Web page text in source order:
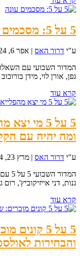
5 על 5: מסכמים עונה
ע"י דרור האס אפר 6, 2024
המדור השבועי עם
גפן, אורן לוי, מידן
קרא עוד
5 על 5 מי
ומה יהיה עם
ע"י דרור האס | מרץ 23, 2024
גנות, דני אייזיקוביץ', רום
קרא עוד
5 על 5
והבחירות